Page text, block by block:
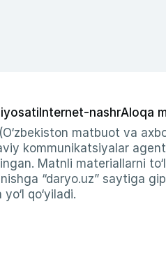
Internet-nashrAloqa
matbuot va
kommunikatsiyalar
Matnli materiallarni
“daryo.uz” saytiga
qo‘yiladi.